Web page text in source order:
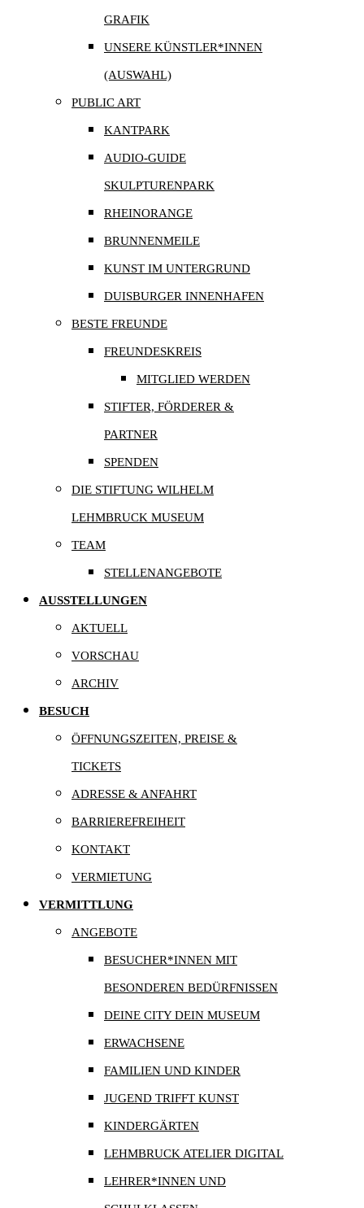
GRAFIK
UNSERE KÜNSTLER*INNEN
(AUSWAHL)
PUBLIC ART
KANTPARK
AUDIO-GUIDE
SKULPTURENPARK
RHEINORANGE
BRUNNENMEILE
KUNST IM UNTERGRUND
DUISBURGER INNENHAFEN
BESTE FREUNDE
FREUNDESKREIS
MITGLIED WERDEN
STIFTER, FÖRDERER &
PARTNER
SPENDEN
DIE STIFTUNG WILHELM
LEHMBRUCK MUSEUM
TEAM
STELLENANGEBOTE
AUSSTELLUNGEN
AKTUELL
VORSCHAU
ARCHIV
BESUCH
ÖFFNUNGSZEITEN, PREISE &
TICKETS
ADRESSE & ANFAHRT
BARRIEREFREIHEIT
KONTAKT
VERMIETUNG
VERMITTLUNG
ANGEBOTE
BESUCHER*INNEN MIT
BESONDEREN BEDÜRFNISSEN
DEINE CITY DEIN MUSEUM
ERWACHSENE
FAMILIEN UND KINDER
JUGEND TRIFFT KUNST
KINDERGÄRTEN
LEHMBRUCK ATELIER DIGITAL
LEHRER*INNEN UND